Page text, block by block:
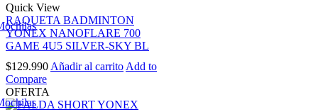
Quick View
RAQUETA BADMINTON
YONEX NANOFLARE 700
GAME 4U5 SILVER-SKY BL
$129.990 Añadir al carrito Add to
Compare
OFERTA